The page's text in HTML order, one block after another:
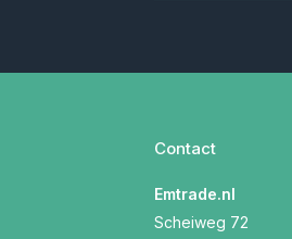
Contact
Emtrade.nl
Scheiweg 72